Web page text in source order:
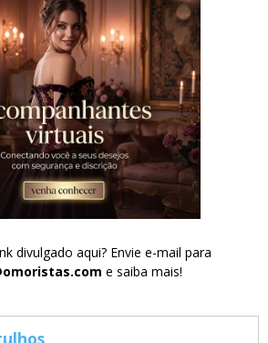
divulgado aqui? Envie e-mail para
e saiba mais!